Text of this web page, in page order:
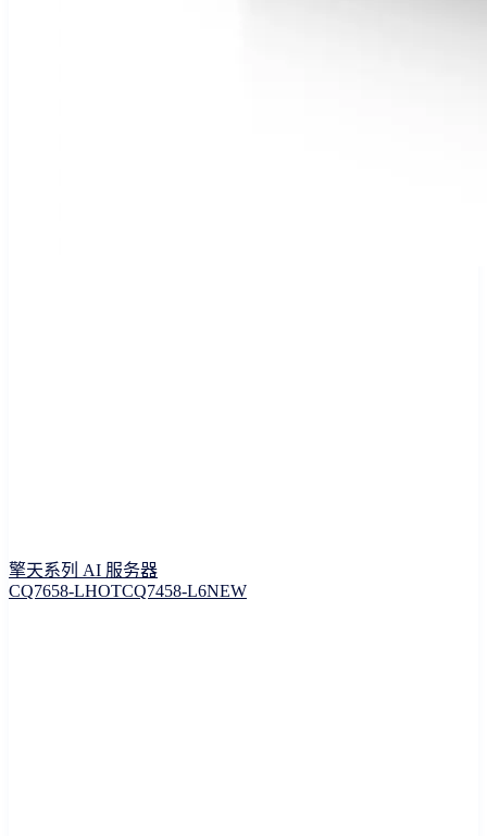
擎天系列 AI 服务器
CQ7658-LHOTCQ7458-L6NEW